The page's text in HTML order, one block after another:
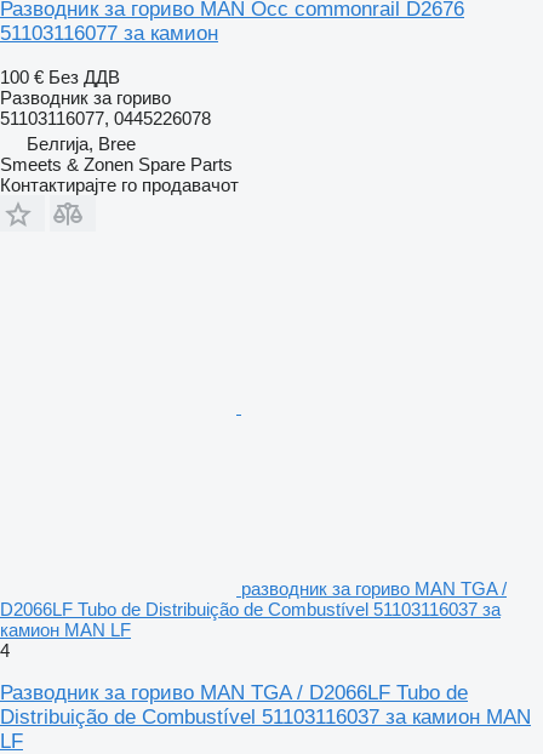
Разводник за гориво MAN Occ commonrail D2676
51103116077 за камион
100 € Без ДДВ
Разводник за гориво
51103116077, 0445226078
Белгија, Bree
Smeets & Zonen Spare Parts
Контактирајте го продавачот
разводник за гориво MAN TGA /
D2066LF Tubo de Distribuição de Combustível 51103116037 за
камион MAN LF
4
Разводник за гориво MAN TGA / D2066LF Tubo de
Distribuição de Combustível 51103116037 за камион MAN
LF